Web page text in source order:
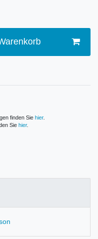
finden Sie hier.
Sie hier.